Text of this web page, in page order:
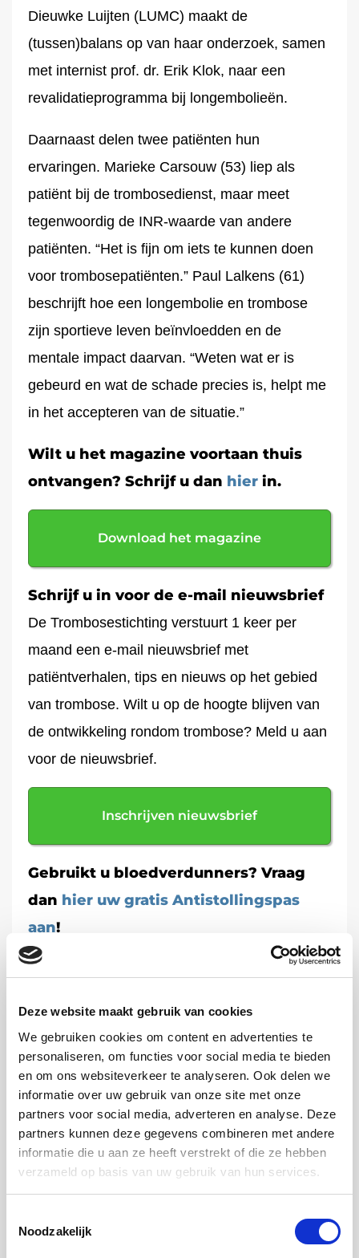
Deze website maakt gebruik van cookies
We gebruiken cookies om content en advertenties te
personaliseren, om functies voor social media te bieden
en om ons websiteverkeer te analyseren. Ook delen we
informatie over uw gebruik van onze site met onze
partners voor social media, adverteren en analyse. Deze
partners kunnen deze gegevens combineren met andere
informatie die u aan ze heeft verstrekt of die ze hebben
verzameld op basis van uw gebruik van hun services.
Noodzakelijk
Dieuwke Luijten (LUMC) maakt de
(tussen)balans op van haar onderzoek, samen
met internist prof. dr. Erik Klok, naar een
revalidatieprogramma bij longembolieën.
Daarnaast delen twee patiënten hun
ervaringen. Marieke Carsouw (53) liep als
patiënt bij de trombosedienst, maar meet
tegenwoordig de INR-waarde van andere
patiënten. “Het is fijn om iets te kunnen doen
voor trombosepatiënten.” Paul Lalkens (61)
beschrijft hoe een longembolie en trombose
zijn sportieve leven beïnvloedden en de
mentale impact daarvan. “Weten wat er is
gebeurd en wat de schade precies is, helpt me
in het accepteren van de situatie.”
Wilt u het magazine voortaan thuis
ontvangen? Schrijf u dan hier in.
Download het magazine
Schrijf u in voor de e-mail nieuwsbrief
De Trombosestichting verstuurt 1 keer per
maand een e-mail nieuwsbrief met
patiëntverhalen, tips en nieuws op het gebied
van trombose. Wilt u op de hoogte blijven van
de ontwikkeling rondom trombose? Meld u aan
voor de nieuwsbrief.
Inschrijven nieuwsbrief
Gebruikt u bloedverdunners? Vraag
dan hier uw gratis Antistollingspas
aan!
Uitgelicht voor u